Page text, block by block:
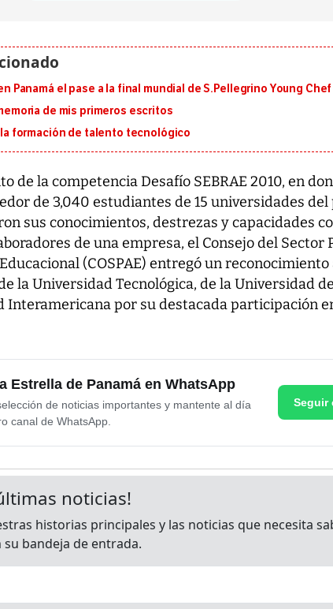
Panamá el pase a la final mundial de S.Pellegrino Young Chef
de mis primeros escritos
formación de talento tecnológico
de la competencia Desafío SEBRAE 2010, en
de 3,040 estudiantes de 15 universidades del
sus conocimientos, destrezas y capacidades
de una empresa, el Consejo del Sector
(COSPAE) entregó un reconocimiento
la Universidad Tecnológica, de la Universidad
Interamericana por su destacada participación
Estrella de Panamá en WhatsApp
de noticias importantes y mantente al día
canal de WhatsApp.
Seguir
Entre recuerdos y
da Silva, oficializó este